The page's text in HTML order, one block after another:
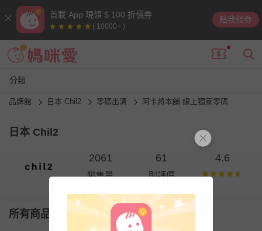
首載 App 現領 $ 100 折價券
( 10000+ )
點我領券
分類
品牌館 日本 Chil2 零碼出清 阿卡將本舖 線上獨家零碼
日本 Chil2
2061
銷售量
61
則評價
4.6
所有商品